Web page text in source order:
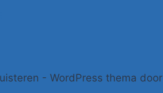
- WordPress thema door